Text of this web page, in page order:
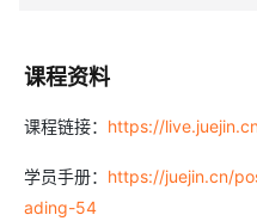
课程资料
课程链接： https://
学员手册： https://juejin.cn/
ading-54